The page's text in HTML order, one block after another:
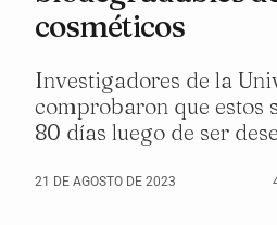
cosméticos
Investigadores de la
comprobaron que estos
80 días luego de ser
21 DE AGOSTO DE 2023